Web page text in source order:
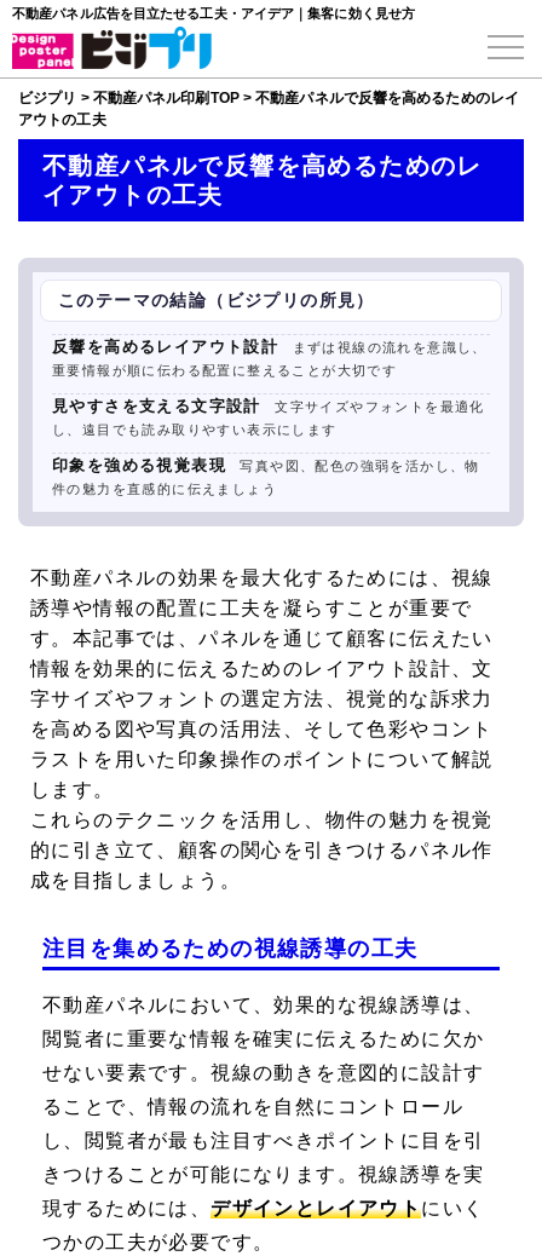
不動産パネル広告を目立たせる工夫・アイデア｜集客に効く見せ方
ビジプリ > 不動産パネル印刷TOP>不動産パネルで反響を高めるためのレイ
アウトの工夫
不動産パネルで反響を高めるためのレ
イアウトの工夫
このテーマの結論（ビジプリの所見）
反響を高めるレイアウト設計
まずは視線の流れを意識し、
重要情報が順に伝わる配置に整えることが大切です
見やすさを支える文字設計
文字サイズやフォントを最適化
し、遠目でも読み取りやすい表示にします
印象を強める視覚表現
写真や図、配色の強弱を活かし、物
件の魅力を直感的に伝えましょう
不動産パネルの効果を最大化するためには、視線
誘導や情報の配置に工夫を凝らすことが重要で
す。本記事では、パネルを通じて顧客に伝えたい
情報を効果的に伝えるためのレイアウト設計、文
字サイズやフォントの選定方法、視覚的な訴求力
を高める図や写真の活用法、そして色彩やコント
ラストを用いた印象操作のポイントについて解説
します。
これらのテクニックを活用し、物件の魅力を視覚
的に引き立て、顧客の関心を引きつけるパネル作
成を目指しましょう。
注目を集めるための視線誘導の工夫
不動産パネルにおいて、効果的な視線誘導は、
閲覧者に重要な情報を確実に伝えるために欠か
せない要素です。視線の動きを意図的に設計す
ることで、情報の流れを自然にコントロール
し、閲覧者が最も注目すべきポイントに目を引
きつけることが可能になります。視線誘導を実
現するためには、デザインとレイアウトにいく
つかの工夫が必要です。